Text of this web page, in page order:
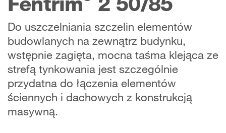
Do uszczelniania szczelin elementów
budowlanych na zewnątrz budynku,
wstępnie zagięta, mocna taśma klejąca ze
strefą tynkowania jest szczególnie
przydatna do łączenia elementów
ściennych i dachowych z konstrukcją
masywną.